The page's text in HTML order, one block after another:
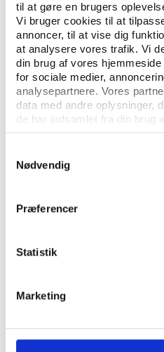
til at gøre en brugers
Vi bruger cookies til at
annoncer, til at vise dig
at analysere vores trafik. Vi
din brug af vores
for sociale medier,
analysepartnere. Vores
data med andre oplysninger,
de har indsamlet fra din brug
Nødvendig
Præferencer
Statistik
Marketing
ISBN: 87-7838-442-7
Eksemplarfremstilling af
Idrætshistorisk Årbog til
uddannelsesinstitutioner
er tilladt efter aftale med